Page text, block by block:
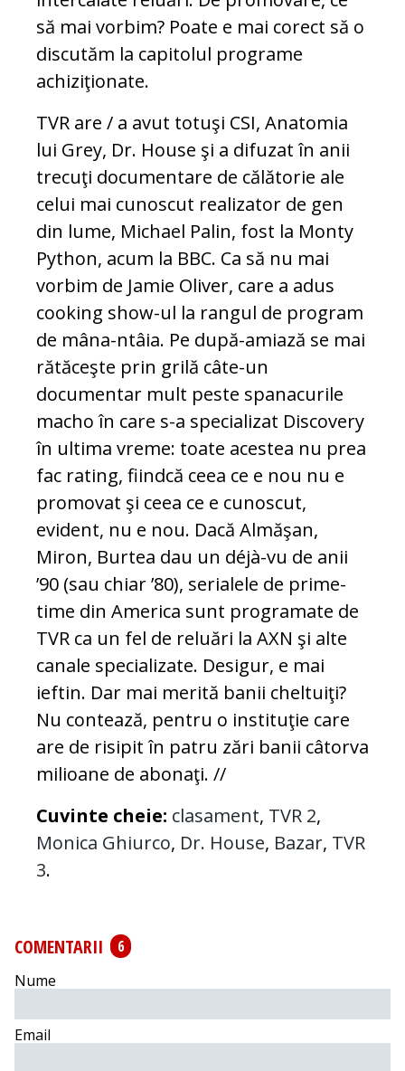
să mai vorbim? Poate e mai corect să o
discutăm la capitolul programe
achiziţionate.
TVR are / a avut totuşi CSI, Anatomia
lui Grey, Dr. House şi a difuzat în anii
trecuţi documentare de călătorie ale
celui mai cunoscut realizator de gen
din lume, Michael Palin, fost la Monty
Python, acum la BBC. Ca să nu mai
vorbim de Jamie Oliver, care a adus
cooking show-ul la rangul de program
de mâna-ntâia. Pe după-amiază se mai
rătăceşte prin grilă câte-un
documentar mult peste spanacurile
macho în care s-a specializat Discovery
în ultima vreme: toate acestea nu prea
fac rating, fiindcă ceea ce e nou nu e
promovat şi ceea ce e cunoscut,
evident, nu e nou. Dacă Almăşan,
Miron, Burtea dau un déjà-vu de anii
’90 (sau chiar ’80), serialele de prime-
time din America sunt programate de
TVR ca un fel de reluări la AXN şi alte
canale specializate. Desigur, e mai
ieftin. Dar mai merită banii cheltuiţi?
Nu contează, pentru o instituţie care
are de risipit în patru zări banii câtorva
milioane de abonaţi. //
Cuvinte cheie: clasament, TVR 2,
Monica Ghiurco, Dr. House, Bazar, TVR
3.
COMENTARII
6
Nume
Email